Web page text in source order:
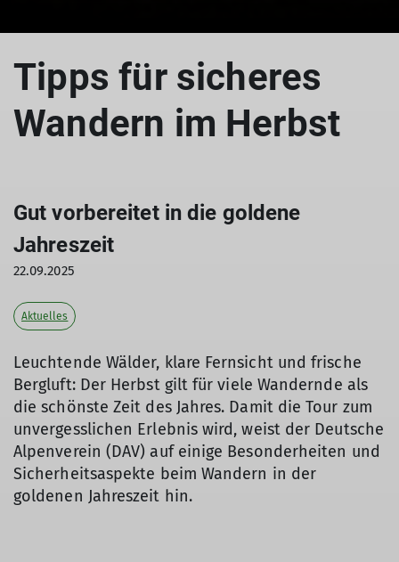
Tipps für sicheres
Wandern im Herbst
Gut vorbereitet in die goldene
Jahreszeit
22.09.2025
Aktuelles
Leuchtende Wälder, klare Fernsicht und frische
Bergluft: Der Herbst gilt für viele Wandernde als
die schönste Zeit des Jahres. Damit die Tour zum
unvergesslichen Erlebnis wird, weist der Deutsche
Alpenverein (DAV) auf einige Besonderheiten und
Sicherheitsaspekte beim Wandern in der
goldenen Jahreszeit hin.